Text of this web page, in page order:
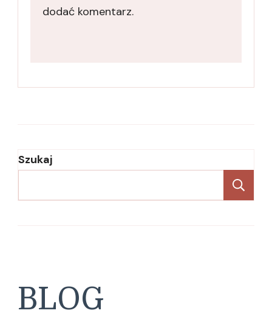
dodać komentarz.
Szukaj
BLOG